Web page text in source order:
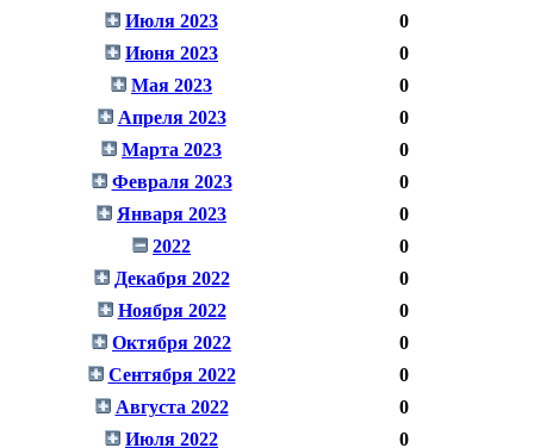
Июля 2023
0
Июня 2023
0
Мая 2023
0
Апреля 2023
0
Марта 2023
0
Февраля 2023
0
Января 2023
0
2022
0
Декабря 2022
0
Ноября 2022
0
Октября 2022
0
Сентября 2022
0
Августа 2022
0
Июля 2022
0